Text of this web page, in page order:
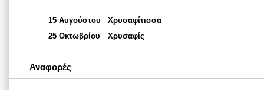
15 Αυγούστου
Χρυσαφίτισσα
25 Οκτωβρίου
Χρυσαφίς
Αναφορές